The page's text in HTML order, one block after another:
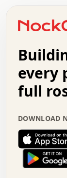
+   .   .
.   .   .
.   .   .   .
.   :   .   .
.   .   x
.   .   .   .
.   .   .   .
.   .   .   .
.   .   .   .
.   .   .   .
.   .   :
.   o   .
every
full
DOWNLOAD